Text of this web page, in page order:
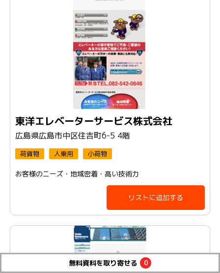
東洋エレベーターサービス株式会社
広島県広島市中区住吉町6-5 4階
荷貨物 人乗用 小荷物
お客様のニーズ・地域密着・高い技術力
リストに追加する
無料資料を取り寄せる 0